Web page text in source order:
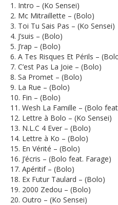
1. Intro – (Ko Sensei)
2. Mc Mitraillette – (Bolo)
3. Toi Tu Sais Pas – (Ko Sensei)
4. J’suis – (Bolo)
5. J’rap – (Bolo)
6. A Tes Risques Et Périls –
7. C’est Pas La Joie – (Bolo)
8. Sa Promet – (Bolo)
9. La Rue – (Bolo)
10. Fin – (Bolo)
11. Wesh La Famille – (Bolo
12. Lettre à Bolo – (Ko Sensei)
13. N.L.C 4 Ever – (Bolo)
14. Lettre à Ko – (Bolo)
15. En Vérité – (Bolo)
16. J’écris – (Bolo feat. Farage)
17. Apéritif – (Bolo)
18. Ex Futur Taulard – (Bolo)
19. 2000 Zedou – (Bolo)
20. Outro – (Ko Sensei)